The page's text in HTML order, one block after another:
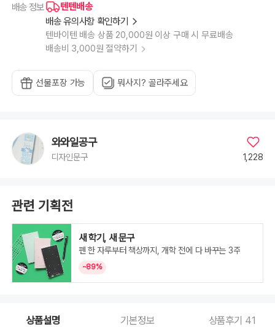
배송 정보
텐텐배송
배송 유의사항 확인하기
텐바이텐 배송 상품 20,000원 이상 구매 시 무료배송
배송비 3,000원 절약하기
선물포장 가능 뭐사지? 골라주세요
와와일공구
디자인문구 1,228
관련 기획전
새 학기, 새 문구
펜 한 자루부터 책상까지, 개학 전에 다 바꾸는 3주
~89%
상품설명 기본정보 상품후기 41